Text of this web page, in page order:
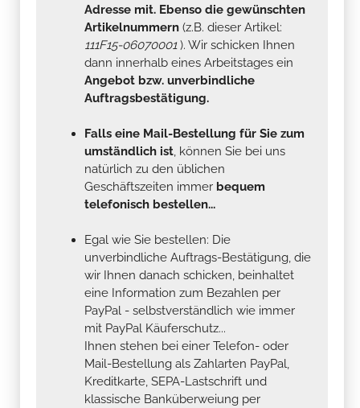
Adresse mit. Ebenso die gewünschten
Artikelnummern (z.B. dieser Artikel:
111F15-06070001). Wir schicken Ihnen
dann innerhalb eines Arbeitstages ein
Angebot bzw. unverbindliche
Auftragsbestätigung.
Falls eine Mail-Bestellung für Sie zum
umständlich ist, können Sie bei uns
natürlich zu den üblichen
Geschäftszeiten immer bequem
telefonisch bestellen...
Egal wie Sie bestellen: Die
unverbindliche Auftrags-Bestätigung, die
wir Ihnen danach schicken, beinhaltet
eine Information zum Bezahlen per
PayPal - selbstverständlich wie immer
mit PayPal Käuferschutz...
Ihnen stehen bei einer Telefon- oder
Mail-Bestellung als Zahlarten PayPal,
Kreditkarte, SEPA-Lastschrift und
klassische Banküberweiung per